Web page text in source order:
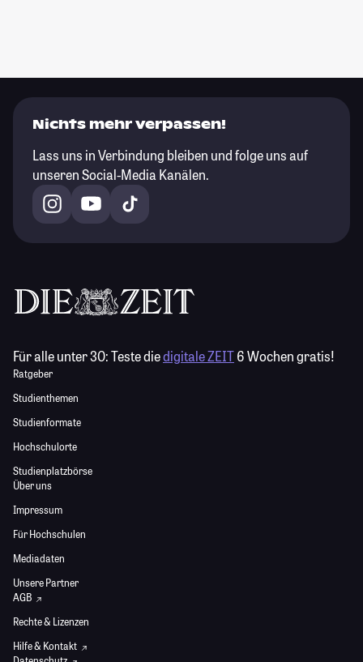
Nichts mehr verpassen!
Lass uns in Verbindung bleiben und folge uns auf
unseren Social-Media Kanälen.
Für alle unter 30:Teste diedigitale ZEIT6 Wochen gratis!
Ratgeber
Studienthemen
Studienformate
Hochschulorte
Studienplatzbörse
Über uns
Impressum
Für Hochschulen
Mediadaten
Unsere Partner
AGB
Rechte & Lizenzen
Hilfe & Kontakt